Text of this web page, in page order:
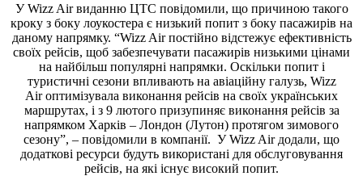
У Wizz Air виданню ЦТС повідомили, що причиною такого
кроку з боку лоукостера є низький попит з боку пасажирів на
даному напрямку. “Wizz Air постійно відстежує ефективність
своїх рейсів, щоб забезпечувати пасажирів низькими цінами
на найбільш популярні напрямки. Оскільки попит і
туристичні сезони впливають на авіаційну галузь, Wizz
Air оптимізувала виконання рейсів на своїх українських
маршрутах, і з 9 лютого призупиняє виконання рейсів за
напрямком Харків – Лондон (Лутон) протягом зимового
сезону”, – повідомили в компанії. У Wizz Air додали, що
додаткові ресурси будуть використані для обслуговування
рейсів, на які існує високий попит.